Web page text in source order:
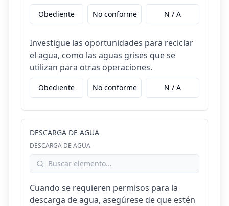
Obediente No conforme N / A
Investigue las oportunidades para reciclar
el agua, como las aguas grises que se
utilizan para otras operaciones.
Obediente No conforme N / A
DESCARGA DE AGUA
DESCARGA DE AGUA
Cuando se requieren permisos para la
descarga de agua, asegúrese de que estén